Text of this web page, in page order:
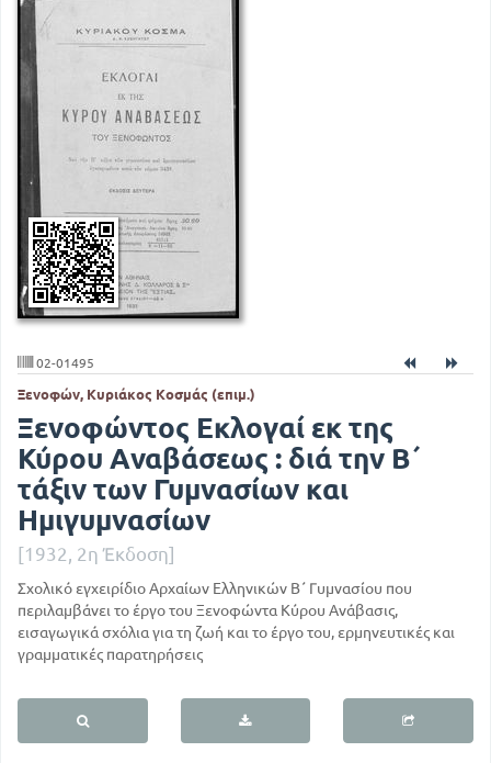
02-01495
Ξενοφών, Κυριάκος Κοσμάς (επιμ.)
Ξενοφώντος Εκλογαί εκ της
Κύρου Αναβάσεως : διά την Β΄
τάξιν των Γυμνασίων και
Ημιγυμνασίων
[1932, 2η Έκδοση]
Σχολικό εγχειρίδιο Αρχαίων Ελληνικών Β΄ Γυμνασίου που
περιλαμβάνει το έργο του Ξενοφώντα Κύρου Ανάβασις,
εισαγωγικά σχόλια για τη ζωή και το έργο του, ερμηνευτικές και
γραμματικές παρατηρήσεις